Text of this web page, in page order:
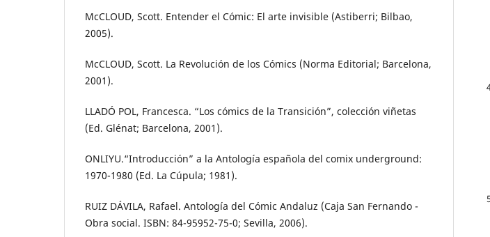
McCLOUD, Scott. Entender el Cómic: El arte invisible (Astiberri; Bilbao,
2005).
McCLOUD, Scott. La Revolución de los Cómics (Norma Editorial; Barcelona,
2001).
LLADÓ POL, Francesca. “Los cómics de la Transición”, colección viñetas
(Ed. Glénat; Barcelona, 2001).
ONLIYU.“Introducción” a la Antología española del comix underground:
1970-1980 (Ed. La Cúpula; 1981).
RUIZ DÁVILA, Rafael. Antología del Cómic Andaluz (Caja San Fernando -
Obra social. ISBN: 84-95952-75-0; Sevilla, 2006).